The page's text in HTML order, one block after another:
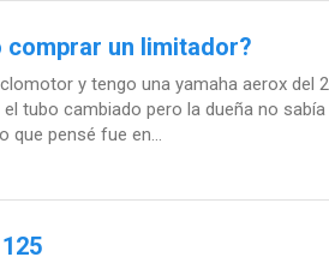
comprar un limitador?
y tengo una yamaha aerox del
tubo cambiado pero la dueña no
que pensé fue en...